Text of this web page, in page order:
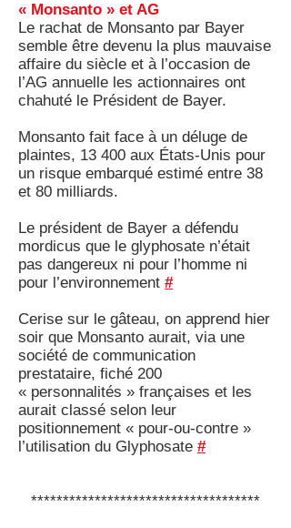
« Monsanto » et AG
Le rachat de Monsanto par Bayer
semble être devenu la plus mauvaise
affaire du siècle et à l’occasion de
l’AG annuelle les actionnaires ont
chahuté le Président de Bayer.
Monsanto fait face à un déluge de
plaintes, 13 400 aux États-Unis pour
un risque embarqué estimé entre 38
et 80 milliards.
Le président de Bayer a défendu
mordicus que le glyphosate n’était
pas dangereux ni pour l’homme ni
pour l’environnement #
Cerise sur le gâteau, on apprend hier
soir que Monsanto aurait, via une
société de communication
prestataire, fiché 200
« personnalités » françaises et les
aurait classé selon leur
positionnement « pour-ou-contre »
l’utilisation du Glyphosate #
************************************